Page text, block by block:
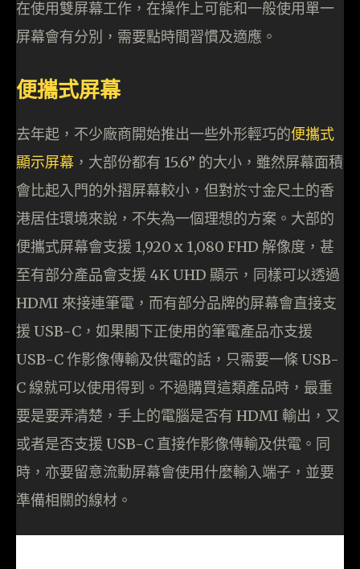
在使用雙屏幕工作，在操作上可能和一般使用單一
屏幕會有分別，需要點時間習慣及適應。
便攜式屏幕
去年起，不少廠商開始推出一些外形輕巧的便攜式
顯示屏幕 ，大部份都有 15.6” 的大小，雖然屏幕面積
會比起入門的外摺屏幕較小，但對於寸金尺土的香
港居住環境來說，不失為一個理想的方案。大部的
便攜式屏幕會支援 1,920 x 1,080 FHD 解像度，甚
至有部分產品會支援 4K UHD 顯示，同樣可以透過
HDMI 來接連筆電，而有部分品牌的屏幕會直接支
援 USB-C，如果閣下正使用的筆電產品亦支援
USB-C 作影像傳輸及供電的話，只需要一條 USB-
C 線就可以使用得到。不過購買這類產品時，最重
要是要弄清楚，手上的電腦是否有 HDMI 輸出，又
或者是否支援 USB-C 直接作影像傳輸及供電。同
時，亦要留意流動屏幕會使用什麼輸入端子，並要
準備相關的線材。